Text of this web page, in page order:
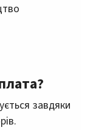
завдяки